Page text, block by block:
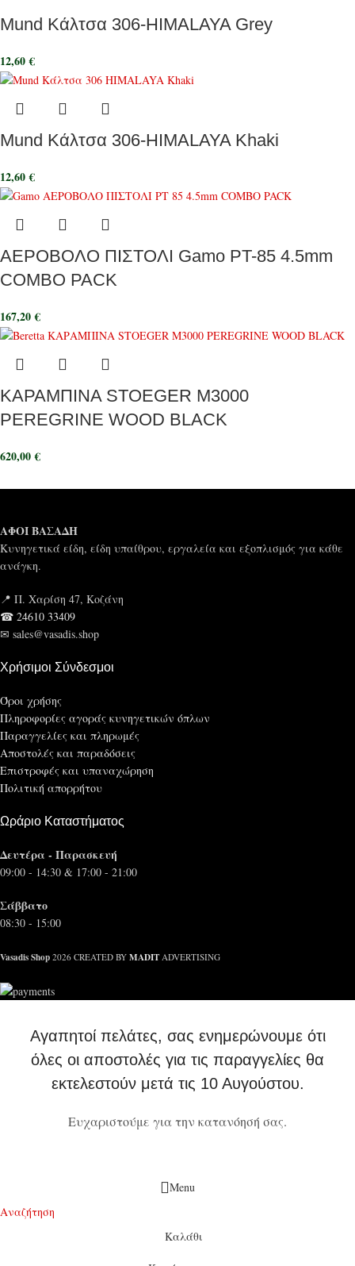
Mund Κάλτσα 306-HIMALAYA Grey
12,60€
Mund Κάλτσα 306-HIMALAYA Khaki
12,60€
ΑΕΡΟΒΟΛΟ ΠΙΣΤΟΛΙ Gamo PT-85 4.5mm
COMBO PACK
167,20€
ΚΑΡΑΜΠΙΝΑ STOEGER M3000
PEREGRINE WOOD BLACK
620,00€
ΑΦΟΙ ΒΑΣΑΔΗ
Κυνηγετικά είδη, είδη υπαίθρου, εργαλεία και εξοπλισμός για κάθε
ανάγκη.
📍 Π. Χαρίση 47, Κοζάνη
☎ 24610 33409
✉ sales@vasadis.shop
Χρήσιμοι Σύνδεσμοι
Όροι χρήσης
Πληροφορίες αγοράς κυνηγετικών όπλων
Παραγγελίες και πληρωμές
Αποστολές και παραδόσεις
Επιστροφές και υπαναχώρηση
Πολιτική απορρήτου
Ωράριο Καταστήματος
Δευτέρα - Παρασκευή
09:00 - 14:30 & 17:00 - 21:00
Σάββατο
08:30 - 15:00
Vasadis Shop 2026 CREATED BY MADIT ADVERTISING
Αγαπητοί πελάτες, σας ενημερώνουμε ότι
όλες οι αποστολές για τις παραγγελίες θα
εκτελεστούν μετά τις 10 Αυγούστου.
Ευχαριστούμε για την κατανόησή σας.
Menu
Αναζήτηση
Καλάθι